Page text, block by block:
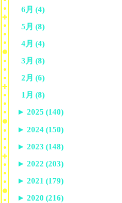
6月 (4)
5月 (8)
4月 (4)
3月 (8)
2月 (6)
1月 (8)
► 2025 (140)
► 2024 (150)
► 2023 (148)
► 2022 (203)
► 2021 (179)
► 2020 (216)